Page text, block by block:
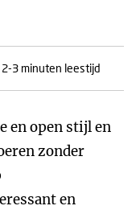
2-3 minuten leestijd
en open stijl en
zonder
en